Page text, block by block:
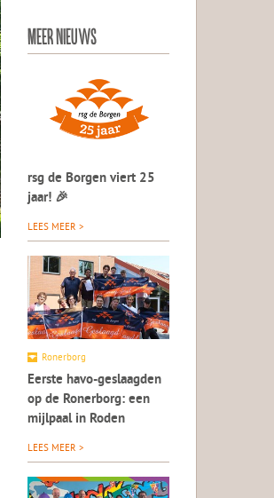
MEER NIEUWS
rsg de Borgen viert 25
jaar! 🎉
LEES MEER >
Ronerborg
Eerste havo-geslaagden
op de Ronerborg: een
mijlpaal in Roden
LEES MEER >